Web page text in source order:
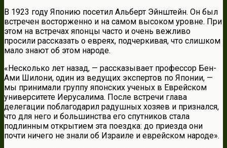
В 1923 году Японию посетил Альберт Эйнштейн. Он был
встречен восторженно и на самом высоком уровне. При
этом на встречах японцы часто и очень вежливо
просили рассказать о евреях, подчеркивая, что слишком
мало знают об этом народе.
«Несколько лет назад, — рассказывает профессор Бен-
Ами Шилони, один из ведущих экспертов по Японии, —
мы принимали группу японских ученых в Еврейском
университете Иерусалима. После встречи глава
делегации поблагодарил радушных хозяев и признался,
что для него и большинства его спутников стала
подлинным открытием эта поездка: до приезда они
почти ничего не знали об Израиле и еврейском народе».